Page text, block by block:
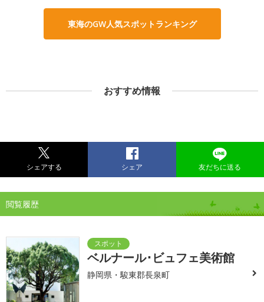
東海のGW人気スポットランキング
おすすめ情報
シェアする シェア 友だちに送る
閲覧履歴
ベルナール･ビュフェ美術館
静岡県・駿東郡長泉町